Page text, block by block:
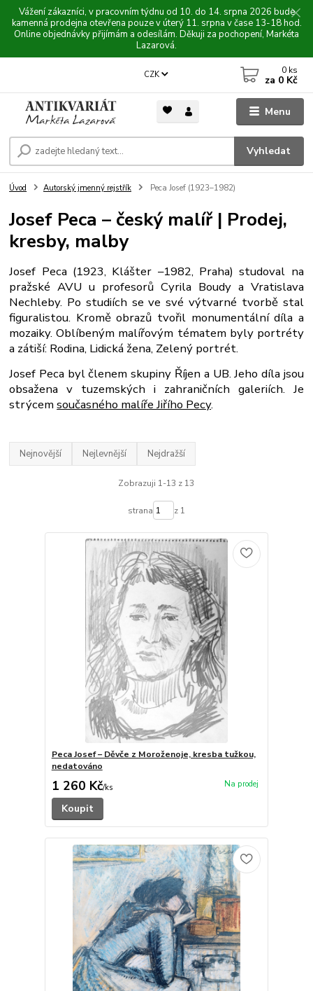
Vážení zákazníci, v pracovním týdnu od 10. do 14. srpna 2026 bude
kamenná prodejna otevřena pouze v úterý 11. srpna v čase 13-18 hod.
Online objednávky přijímám a odesílám. Děkuji za pochopení, Markéta
Lazarová.
Menu
CZK
Vyhledat
0 ks
za 0 Kč
Úvod Autorský jmenný rejstřík Peca Josef (1923–1982)
Josef Peca – český malíř | Prodej,
kresby, malby
Josef Peca (1923, Klášter –1982, Praha) studoval na
pražské AVU u profesorů Cyrila Boudy a Vratislava
Nechleby. Po studiích se ve své výtvarné tvorbě stal
figuralistou. Kromě obrazů tvořil monumentální díla a
mozaiky. Oblíbeným malířovým tématem byly portréty
a zátiší: Rodina, Lidická žena, Zelený portrét.
Josef Peca byl členem skupiny Říjen a UB. Jeho díla jsou
obsažena v tuzemských i zahraničních galeriích. Je
strýcemsoučasného malíře Jiřího Pecy.
Nejnovější Nejlevnější Nejdražší
Zobrazuji 1-13 z 13
strana z 1
Peca Josef – Děvče z Moroženoje, kresba tužkou,
nedatováno
1 260 Kč/ks
Koupit